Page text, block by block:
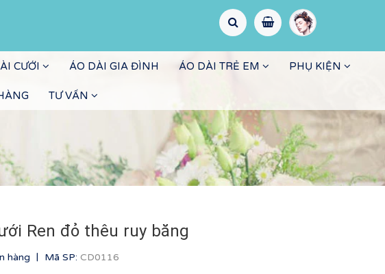
CƯỚI ÁO DÀI GIA ĐÌNH ÁO DÀI TRẺ EM PHỤ KIỆN
TƯ VẤN
Ren đỏ thêu ruy băng
hàng | Mã SP: CD0116